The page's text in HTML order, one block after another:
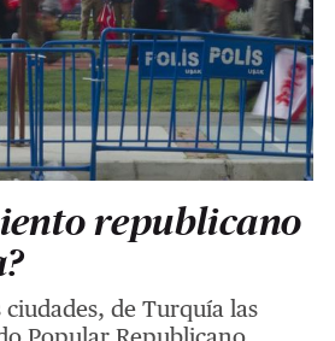
republicano
de Turquía las